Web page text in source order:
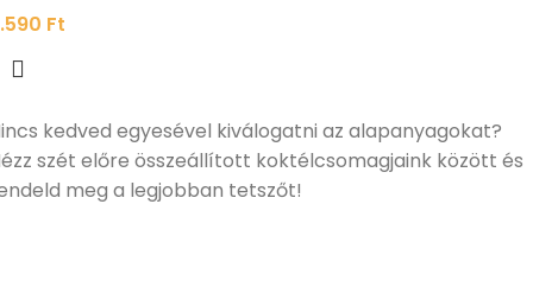
Ft
kedved egyesével kiválogatni az alapanyagokat?
szét előre összeállított koktélcsomagjaink között és
meg a legjobban tetszőt!